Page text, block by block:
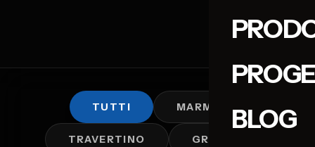
BLOG
TUTTI MARMO
TRAVERTINO GRANITO